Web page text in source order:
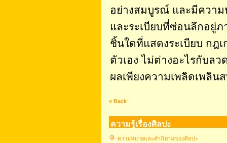
อย่างสมบูรณ์ และมีควา
และระเบียบที่ซ่อนลึกอยู่
ชิ้นใดที่แสดงระเบียบ กฎ
ตัวเอง ไม่ต่างอะไรกับล
ผลเพียงความเพลิดเพลิน
« Back
ความรู้เรื่องศิลปะ
ความหมายและคำนิยามของศิลปะ